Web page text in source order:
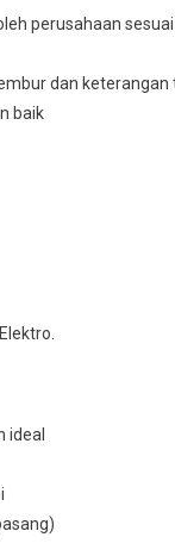
perusahaan sesuai
dan
baik
ideal